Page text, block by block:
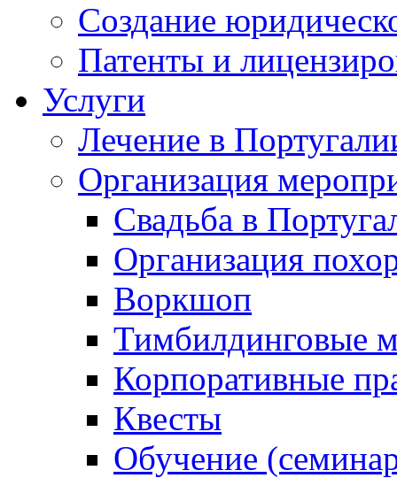
Создание
Патенты и
Услуги
Лечение в
Организация
Свадьба в
Организация
Воркшоп
Тимбилдинговые
Корпоративные
Квесты
Обучение